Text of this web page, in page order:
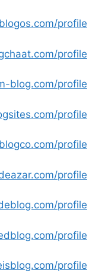
profile
profile
blog.com/profile
profile
profile
profile
profile
profile
profile